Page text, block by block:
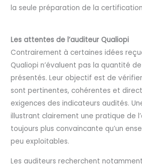
la seule préparation de la
Les attentes de l’auditeur Qualiopi
Contrairement à certaines idées
Qualiopi n’évaluent pas la quantité
présentés. Leur objectif est de
sont pertinentes, cohérentes et
exigences des indicateurs audités.
illustrant clairement une pratique de
toujours plus convaincante qu’un
peu exploitables.
Les auditeurs recherchent